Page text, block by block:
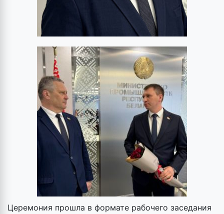
Церемония прошла в формате рабочего заседания